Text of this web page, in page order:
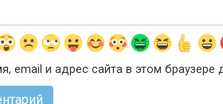
email и адрес сайта в этом